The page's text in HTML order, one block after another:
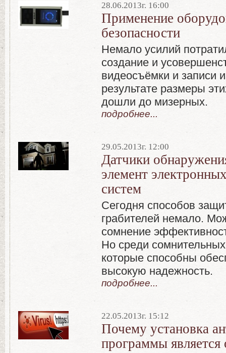
28.06.2013г. 16:00
Применение
безопасности
Немало усилий
создание и
видеосъёмки и записи
результате размеры
дошли до мизерных.
подробнее...
29.05.2013г. 12:00
Датчики
элемент
систем
Сегодня способов
грабителей немало.
сомнение
Но среди
которые способны
высокую надежность.
подробнее...
22.05.2013г. 15:12
Почему установка
программы является